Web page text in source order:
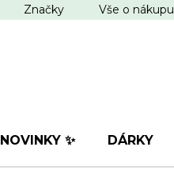
Značky Vše o nákupu
NOVINKY ✨ DÁRKY